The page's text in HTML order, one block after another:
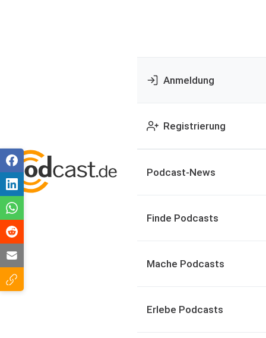
Anmeldung
Registrierung
Podcast-News
Finde Podcasts
Mache Podcasts
Erlebe Podcasts